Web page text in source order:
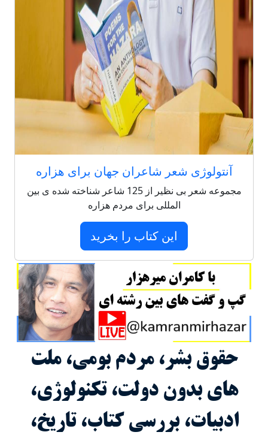
آنتولوژی شعر شاعران جهان برای هزاره
مجموعه شعر بی نظیر از 125 شاعر شناخته شده ی بین
المللی برای مردم هزاره
این کتاب را بخرید
حقوق بشر، مردم بومی، ملت
های بدون دولت، تکنولوژی،
ادبیات، بررسی کتاب، تاریخ،